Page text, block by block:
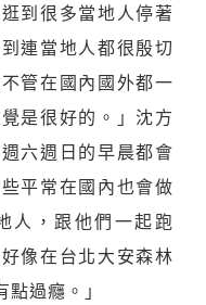
到很多當地人停著
連當地人都很殷切
管在國內國外都一
是很好的。」沈方
六週日的早晨都會
平常在國內也會做
人，跟他們一起跑
像在台北大安森林
過癮。」